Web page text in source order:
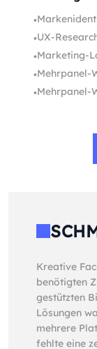
•
•UX-
•Marketing-
•Mehrpanel-
•Mehrpanel-
Kreative
benötigten
gestützten
Lösungen
mehrere
fehlte eine